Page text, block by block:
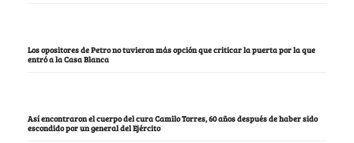
Los opositores de Petro no tuvieron más opción que criticar la puerta por la que
entró a la Casa Blanca
Así encontraron el cuerpo del cura Camilo Torres, 60 años después de haber sido
escondido por un general del Ejército